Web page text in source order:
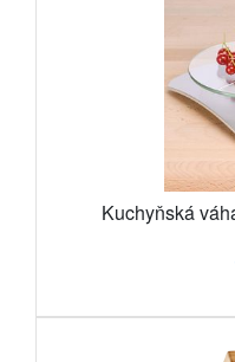
Kuchyňská